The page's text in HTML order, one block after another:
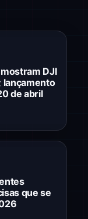
DJI
lançamento
de abril
que se